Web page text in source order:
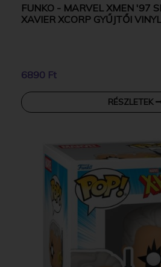
FUNKO - MARVEL XMEN '97
XAVIER XCORP GYŰJTŐI
6890 Ft
RÉSZLETEK